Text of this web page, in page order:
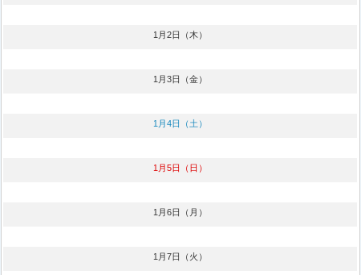
1月2日（木）
1月3日（金）
1月4日（土）
1月5日（日）
1月6日（月）
1月7日（火）